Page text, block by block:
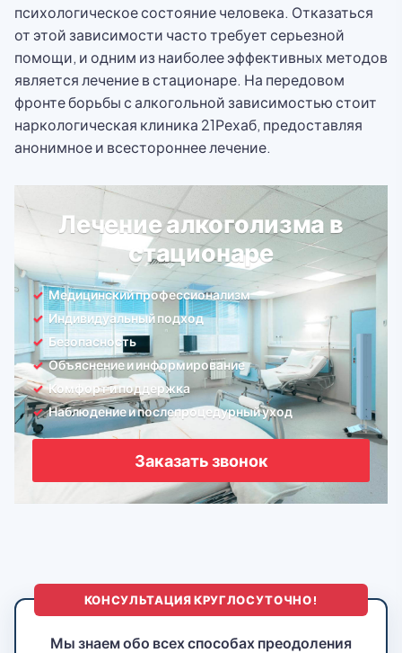
психологическое состояние человека. Отказаться
от этой зависимости часто требует серьезной
помощи, и одним из наиболее эффективных методов
является лечение в стационаре. На передовом
фронте борьбы с алкогольной зависимостью стоит
наркологическая клиника 21Рехаб, предоставляя
анонимное и всестороннее лечение.
Лечение алкоголизма в
стационаре
Медицинский профессионализм
Индивидуальный подход
Безопасность
Объяснение и информирование
Комфорт и поддержка
Наблюдение и послепроцедурный уход
Заказать звонок
КОНСУЛЬТАЦИЯ КРУГЛОСУТОЧНО!
Мы знаем обо всех способах преодоления